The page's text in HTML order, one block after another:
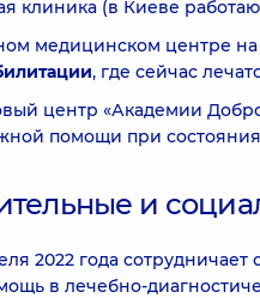
клиника (в Киеве
медицинском центре
, где сейчас
центр «Академии
помощи при
и
2022 года
в лечебно-